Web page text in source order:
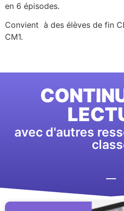
en 6 épisodes.
Convient à des élèves de fin
CM1.
avec d'autres